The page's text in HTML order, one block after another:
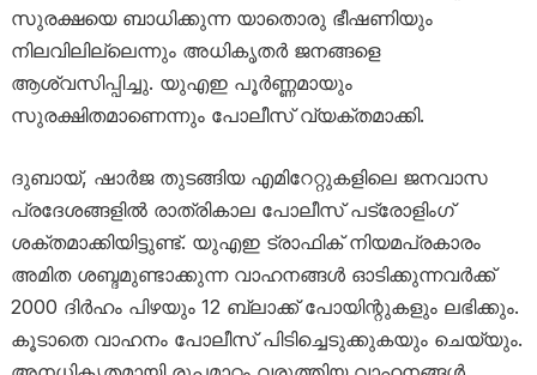
സുരക്ഷയെ ബാധിക്കുന്ന യാതൊരു ഭീഷണിയും
നിലവിലില്ലെന്നും അധികൃതർ ജനങ്ങളെ
ആശ്വസിപ്പിച്ചു. യുഎഇ പൂർണ്ണമായും
സുരക്ഷിതമാണെന്നും പോലീസ് വ്യക്തമാക്കി.
ദുബായ്, ഷാർജ തുടങ്ങിയ എമിറേറ്റുകളിലെ ജനവാസ
പ്രദേശങ്ങളിൽ രാത്രികാല പോലീസ് പട്രോളിംഗ്
ശക്തമാക്കിയിട്ടുണ്ട്. യുഎഇ ട്രാഫിക് നിയമപ്രകാരം
അമിത ശബ്ദമുണ്ടാക്കുന്ന വാഹനങ്ങൾ ഓടിക്കുന്നവർക്ക്
2000 ദിർഹം പിഴയും 12 ബ്ലാക്ക് പോയിന്റുകളും ലഭിക്കും.
കൂടാതെ വാഹനം പോലീസ് പിടിച്ചെടുക്കുകയും ചെയ്യും.